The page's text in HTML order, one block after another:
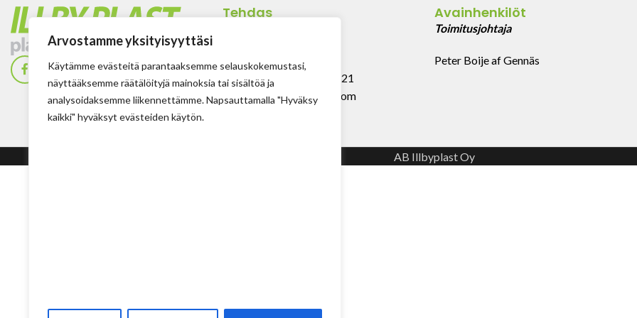
Arvostamme yksityisyyttäsi
Käytämme evästeitä parantaaksemme selauskokemustasi,
näyttääksemme räätälöityjä mainoksia tai sisältöä ja
analysoidaksemme liikennettämme. Napsauttamalla "Hyväksy
kaikki" hyväksyt evästeiden käytön.
Tehdas
Puh: + 358 (0) 400 999 321
Sposti: info@illbyplast.com
Avainhenkilöt
Toimitusjohtaja
Peter Boije af Gennäs
AB Illbyplast Oy